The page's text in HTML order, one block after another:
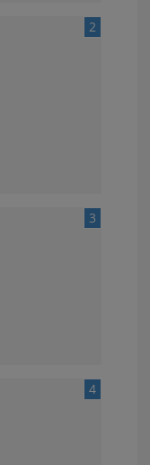
2
3
4